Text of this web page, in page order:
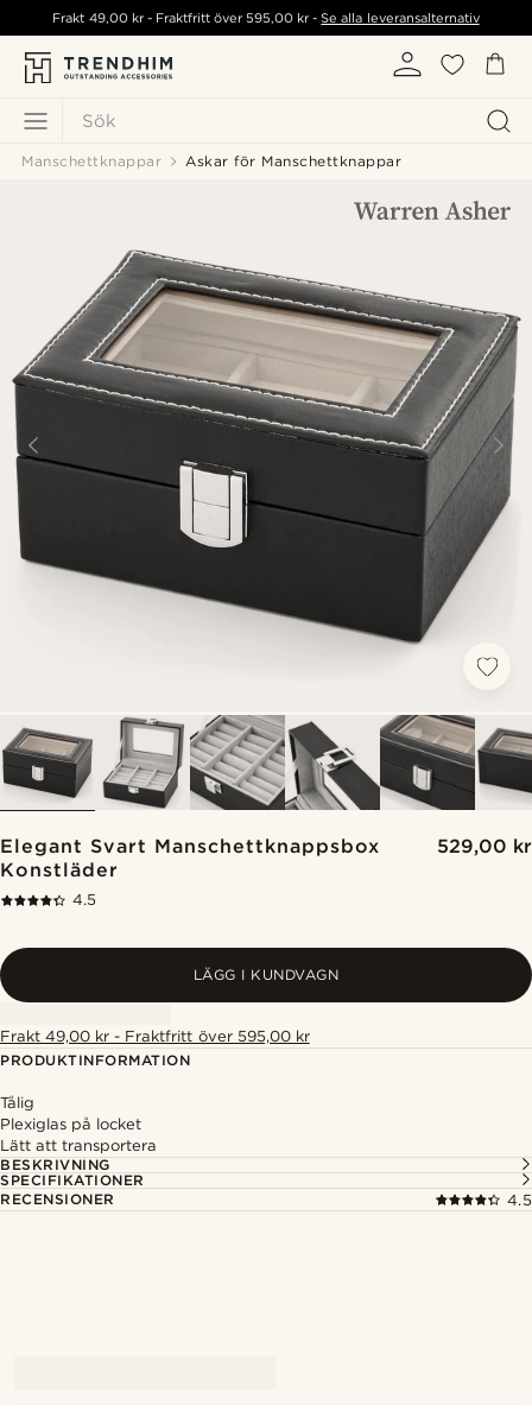
Sök
Frakt 49,00 kr- Fraktfritt över595,00 kr -Se alla leveransalternativ
Manschettknappar Askar för Manschettknappar
Elegant Svart Manschettknappsbox
Konstläder
529,00 kr
4.5
LÄGG I KUNDVAGN
Frakt 49,00 kr - Fraktfritt över 595,00 kr
PRODUKTINFORMATION
Tålig
Plexiglas på locket
Lätt att transportera
BESKRIVNING
SPECIFIKATIONER
RECENSIONER
4.5